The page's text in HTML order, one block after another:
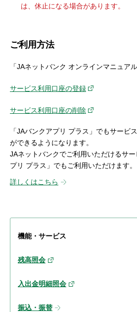
は、休止になる場合があります。
ご利用方法
「JAネットバンク オンラインマニュア
サービス利用口座の登録
サービス利用口座の削除
「JAバンクアプリ プラス」でもサービ
ができるようになります。
JAネットバンクでご利用いただけるサ
プリ プラス」でもご利用いただけます。
詳しくはこちら
機能・サービス
残高照会
入出金明細照会
振込・振替